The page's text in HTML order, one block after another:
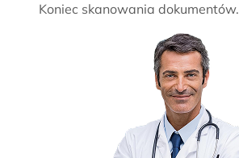
Koniec skanowania dokumentów.